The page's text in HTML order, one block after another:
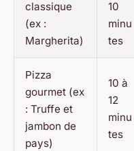
classique
(ex :
Margherita)
10
minu
tes
Pizza
gourmet (ex
: Truffe et
jambon de
pays)
10 à
12
minu
tes